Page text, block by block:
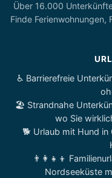
Über 16.000
Finde Ferienwohnungen,
♿ Barrierefreie
🏖️ Strandnahe
wo Sie
🐕 Urlaub mit Hund
👨‍👩‍👧‍👦
Nordseeküste